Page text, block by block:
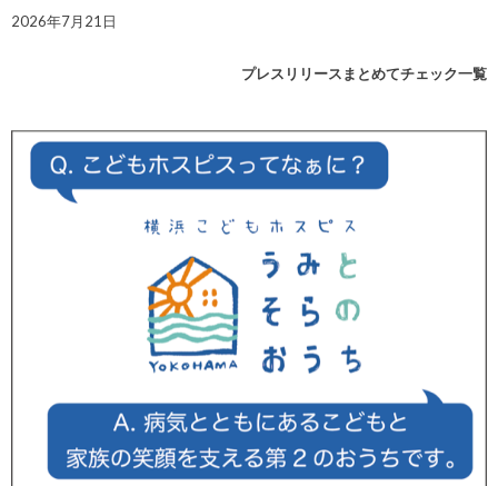
2026年7月21日
プレスリリースまとめてチェック一覧